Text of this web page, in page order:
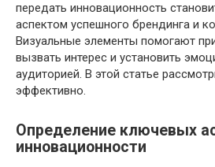
передать инновационность
аспектом успешного брендинга и
Визуальные элементы помогают
вызвать интерес и установить
аудиторией. В этой статье
эффективно.
Определение ключевых
инновационности